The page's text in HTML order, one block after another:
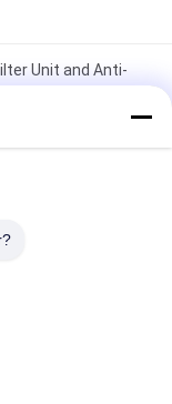
Unit and Anti-
Clean Room